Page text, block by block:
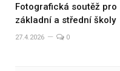
Fotografická soutěž pro
základní a střední školy
27.4.2026 0